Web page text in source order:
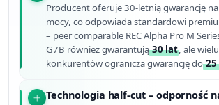
Producent oferuje 30-letnią gwarancję
mocy, co odpowiada standardowi
– peer comparable REC Alpha Pro M
G7B również gwarantują30 lat, ale
konkurentów ogranicza gwarancję do25
Technologia half-cut – odporność